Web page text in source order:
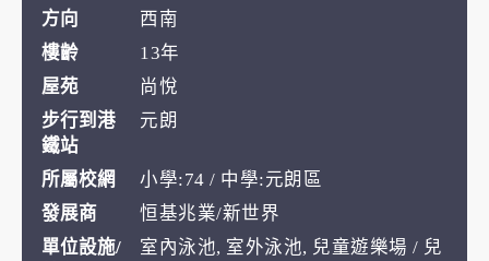
方向
西南
樓齡
13年
屋苑
尚悅
步行到港
鐵站
元朗
所屬校網
小學:74 / 中學:元朗區
發展商
恒基兆業/新世界
單位設施/
室內泳池, 室外泳池, 兒童遊樂場 / 兒